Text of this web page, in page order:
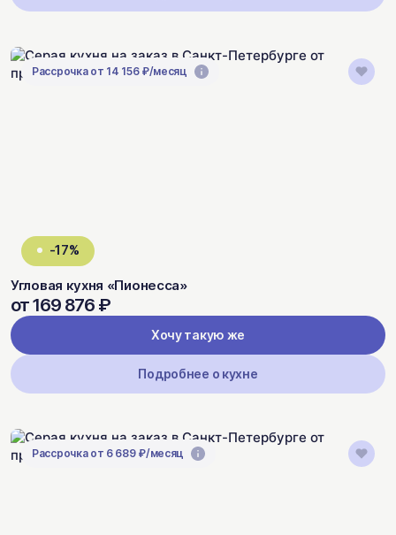
Рассрочка от 14 156 ₽/месяц
-17%
Угловая кухня «Пионесса»
от 169 876 ₽
Хочу такую же
Подробнее о кухне
Рассрочка от 6 689 ₽/месяц